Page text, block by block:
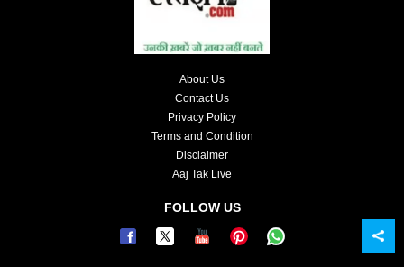
About Us
Contact Us
Privacy Policy
Terms and Condition
Disclaimer
Aaj Tak Live
FOLLOW US